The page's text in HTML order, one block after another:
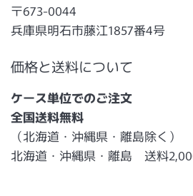
〒673-0044
兵庫県明石市藤江1857番4号
価格と送料について
ケース単位でのご注文
全国送料無料
（北海道・沖縄県・離島除く）
北海道・沖縄県・離島 送料